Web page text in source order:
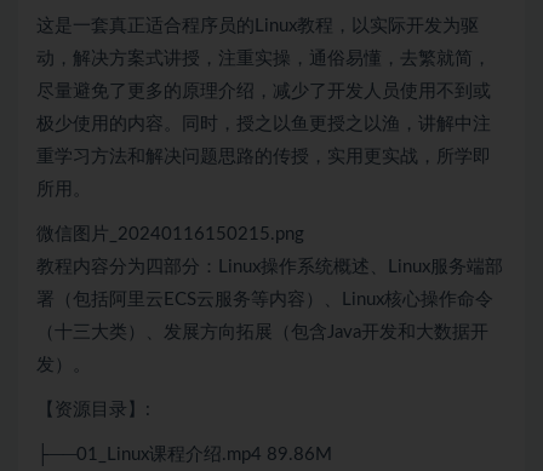
这是一套真正适合程序员的 Linux教程，以实际开发为驱
动，解决方案式讲授，注重实操，通俗易懂，去繁就简，
尽量避免了更多的原理介绍，减少了开发人员使用不到或
极少使用的内容。同时，授之以鱼更授之以渔，讲解中注
重学习方法和解决问题思路的传授，实用更实战，所学即
所用。
微信图片_20240116150215.png
教程内容分为四部分：
Linux操作系统概述、Linux服务端部
署（包括阿里云ECS 云服务等内容）、Linux核心操作命令
（十三大类）、发展方向拓展（包含 Java开发和 大数据开
发）。
【资源目录】:
├──01_Linux课程介绍.mp4 89.86M